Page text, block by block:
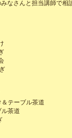
なさんと担当講師で相
テーブル茶道
茶道